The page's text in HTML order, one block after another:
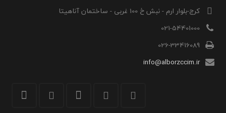
کرج-بلوار ارم - نبش خ 100 غربی - ساختمان آناهیتا
021-54401000
026-33416089
info@alborzccim.ir